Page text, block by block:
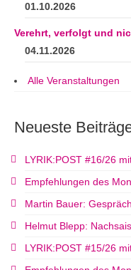
01.10.2026
Verehrt, verfolgt und
04.11.2026
Alle Veranstaltungen
Neueste
LYRIK:POST #16/26
Empfehlungen des
Martin Bauer:
Helmut Blepp:
LYRIK:POST #15/26